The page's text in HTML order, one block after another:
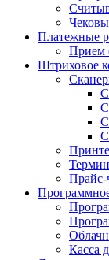
Платежные
Прием
Штриховое
Прайс-
Касса